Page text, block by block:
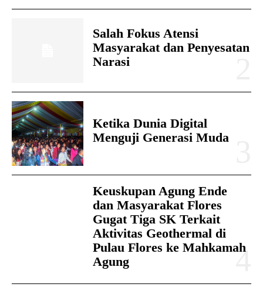
Salah Fokus Atensi
Masyarakat dan Penyesatan
Narasi
Ketika Dunia Digital
Menguji Generasi Muda
Keuskupan Agung Ende
dan Masyarakat Flores
Gugat Tiga SK Terkait
Aktivitas Geothermal di
Pulau Flores ke Mahkamah
Agung